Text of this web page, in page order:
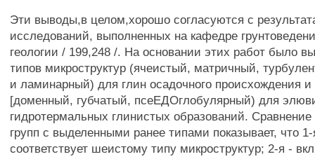
Эти выводы,в целом,хорошо согласуются с
исследований, выполненных на кафедре
геологии / 199,248 /. На основании этих работ было
типов микроструктур (ячеистый, матричный,
и ламинарный) для глин осадочного происхождения и
[доменный, губчатый, псеЕДОглобулярный) для
гидротермальных глинистых образований.
групп с выделенными ранее типами показывает, что 1-
соответствует шеистому типу микроструктур; 2-я -